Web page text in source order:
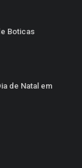
Boticas
de Natal em